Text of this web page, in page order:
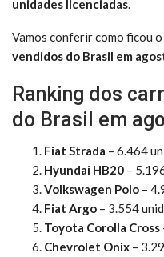
unidades licenciadas.
Vamos conferir como ficou o
vendidos do Brasil em
Ranking dos
do Brasil em
Fiat Strada – 6.464
Hyundai HB20 –
Volkswagen Polo –
Fiat Argo – 3.554
Toyota Corolla Cross
Chevrolet Onix –